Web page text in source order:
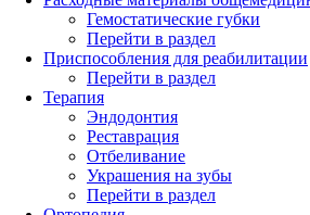
Гемостатические губки
Перейти в раздел
Приспособления для реабилитации
Перейти в раздел
Терапия
Эндодонтия
Реставрация
Отбеливание
Украшения на зубы
Перейти в раздел